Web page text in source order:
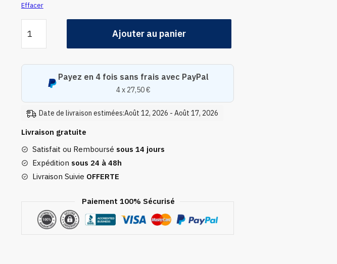
Effacer
de
Sac
à
Isotherme
Étanche
Pour
Livraison-
Grande
Capacité
et
Ajouter au panier
Payez en 4 fois sans frais avec PayPal
4 x 27,50 €
Date de livraison estimées:Août 12, 2026 - Août 17, 2026
Livraison gratuite
Satisfait ou Remboursé sous 14 jours
Expédition sous 24 à 48h
Livraison Suivie OFFERTE
Paiement 100% Sécurisé